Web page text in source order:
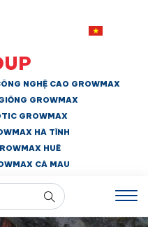
NGHỆ CAO GROWMAX
GROWMAX
GROWMAX
HÀ TĨNH
HUẾ
CÀ MAU